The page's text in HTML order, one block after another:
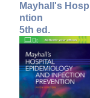
Mayhall's
ntion
5th ed.